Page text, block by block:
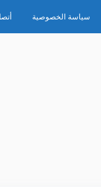
سياسة الخصوصية